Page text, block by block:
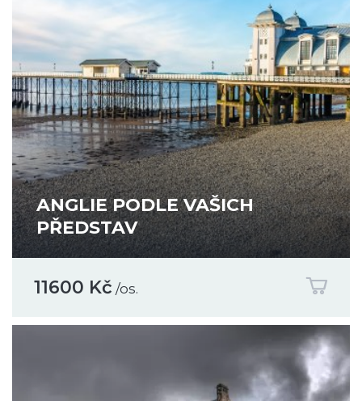
ANGLIE PODLE VAŠICH
PŘEDSTAV
11600 Kč /os.